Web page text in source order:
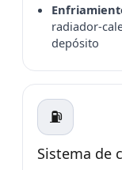
radiador-
depósito
⛽
Sistema de